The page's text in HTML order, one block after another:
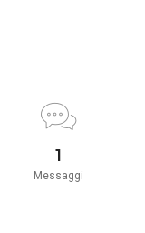
1
Messaggi